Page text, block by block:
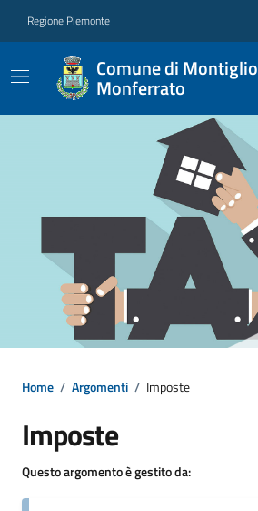
Regione Piemonte
Comune di Montiglio
Monferrato
Home / Argomenti / Imposte
Imposte
Questo argomento è gestito da: